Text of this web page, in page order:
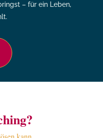
– für ein Leben,